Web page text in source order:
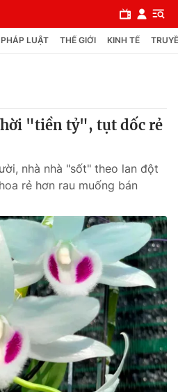
PHÁP LUẬT THẾ GIỚI KINH TẾ
"tiền tỷ", tụt dốc rẻ
nhà nhà "sốt" theo lan đột
rẻ hơn rau muống bán